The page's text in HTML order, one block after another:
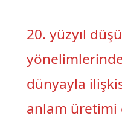
20. yüzyıl
dünyayla
anlam üretimi